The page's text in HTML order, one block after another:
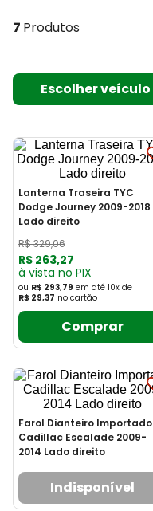
7 Produtos
Escolher veículo
Lanterna Traseira TYC
Dodge Journey 2009-2018
Lado direito
R$329,06
R$ 263,27
à vista no PIX
ou R$ 293,79 em até 10x de
R$ 29,37 no cartão
Comprar
Farol Dianteiro Importado
Cadillac Escalade 2009-
2014 Lado direito
Indisponível